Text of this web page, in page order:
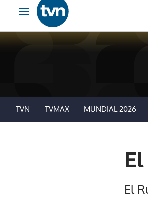
Obrir navegació
TVN TVMAX MUNDIAL 2026
El